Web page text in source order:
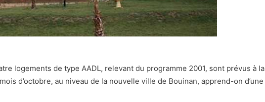
logements de type AADL, relevant du programme 2001, sont prévus à la
d’octobre, au niveau de la nouvelle ville de Bouinan, apprend-on d’une